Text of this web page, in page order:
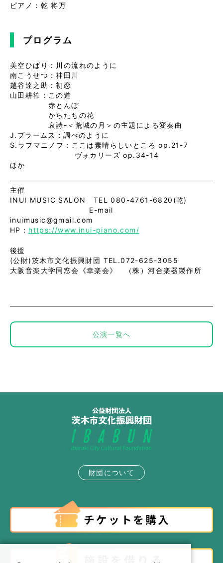
ピアノ：乾 将万
プログラム
美空ひばり：川の流れのように
南こうせつ：神田川
越谷達之助：初恋
山田耕筰：この道
赤とんぼ
からたちの花
哀詩-＜荒城の月＞の主題による変奏曲
J.ブラームス：調べのように
S.ラフマニノフ：ここは素晴らしいところ op.21-7
ヴォカリーズ op.34-14
ほか
主催
INUI MUSIC SALON TEL 080-4761-6820(乾)
E-mail
inuimusic@gmail.com
HP： https://www.inui-piano.com/
後援
(公財)茨木市文化振興財団 TEL.072-625-3055
大阪音楽大学同窓会《幸楽会》 （株）河合楽器製作所
公演一覧へ
財団について